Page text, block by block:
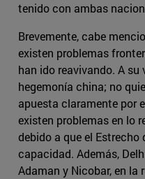
tenido con ambas
Brevemente, cabe
existen problemas
han ido reavivando. A
hegemonía china; no
apuesta claramente por
existen problemas en lo
debido a que el
capacidad. Además,
Adaman y Nicobar, en la